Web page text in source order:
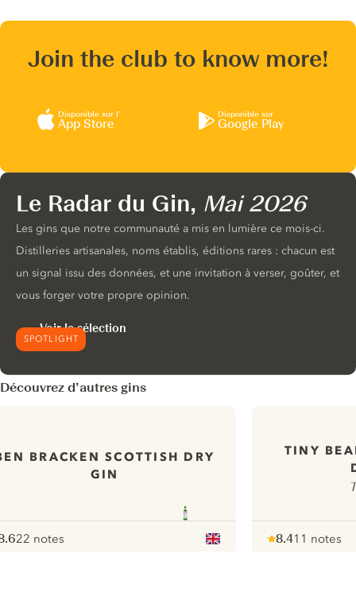
Join the club to know more!
Disponible sur l’
App Store
Disponible sur
Google Play
SPOTLIGHT
Le Radar du Gin, Mai 2026
Les gins que notre communauté a mis en lumière ce mois-ci.
Distilleries artisanales, noms établis, éditions rares : chacun est
un signal issu des données, et une invitation à verser, goûter, et
vous forger votre propre opinion.
Voir la sélection
Découvrez d’autres gins
BRACKEN SCOTTISH DRY
GIN
22 notes
TINY
8.411 notes